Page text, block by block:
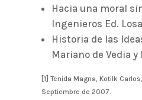
Hacia una moral
Ingenieros Ed.
Historia de las
Mariano de Vedia
[1] Tenida Magna, Kotilk
Septiembre de 2007.